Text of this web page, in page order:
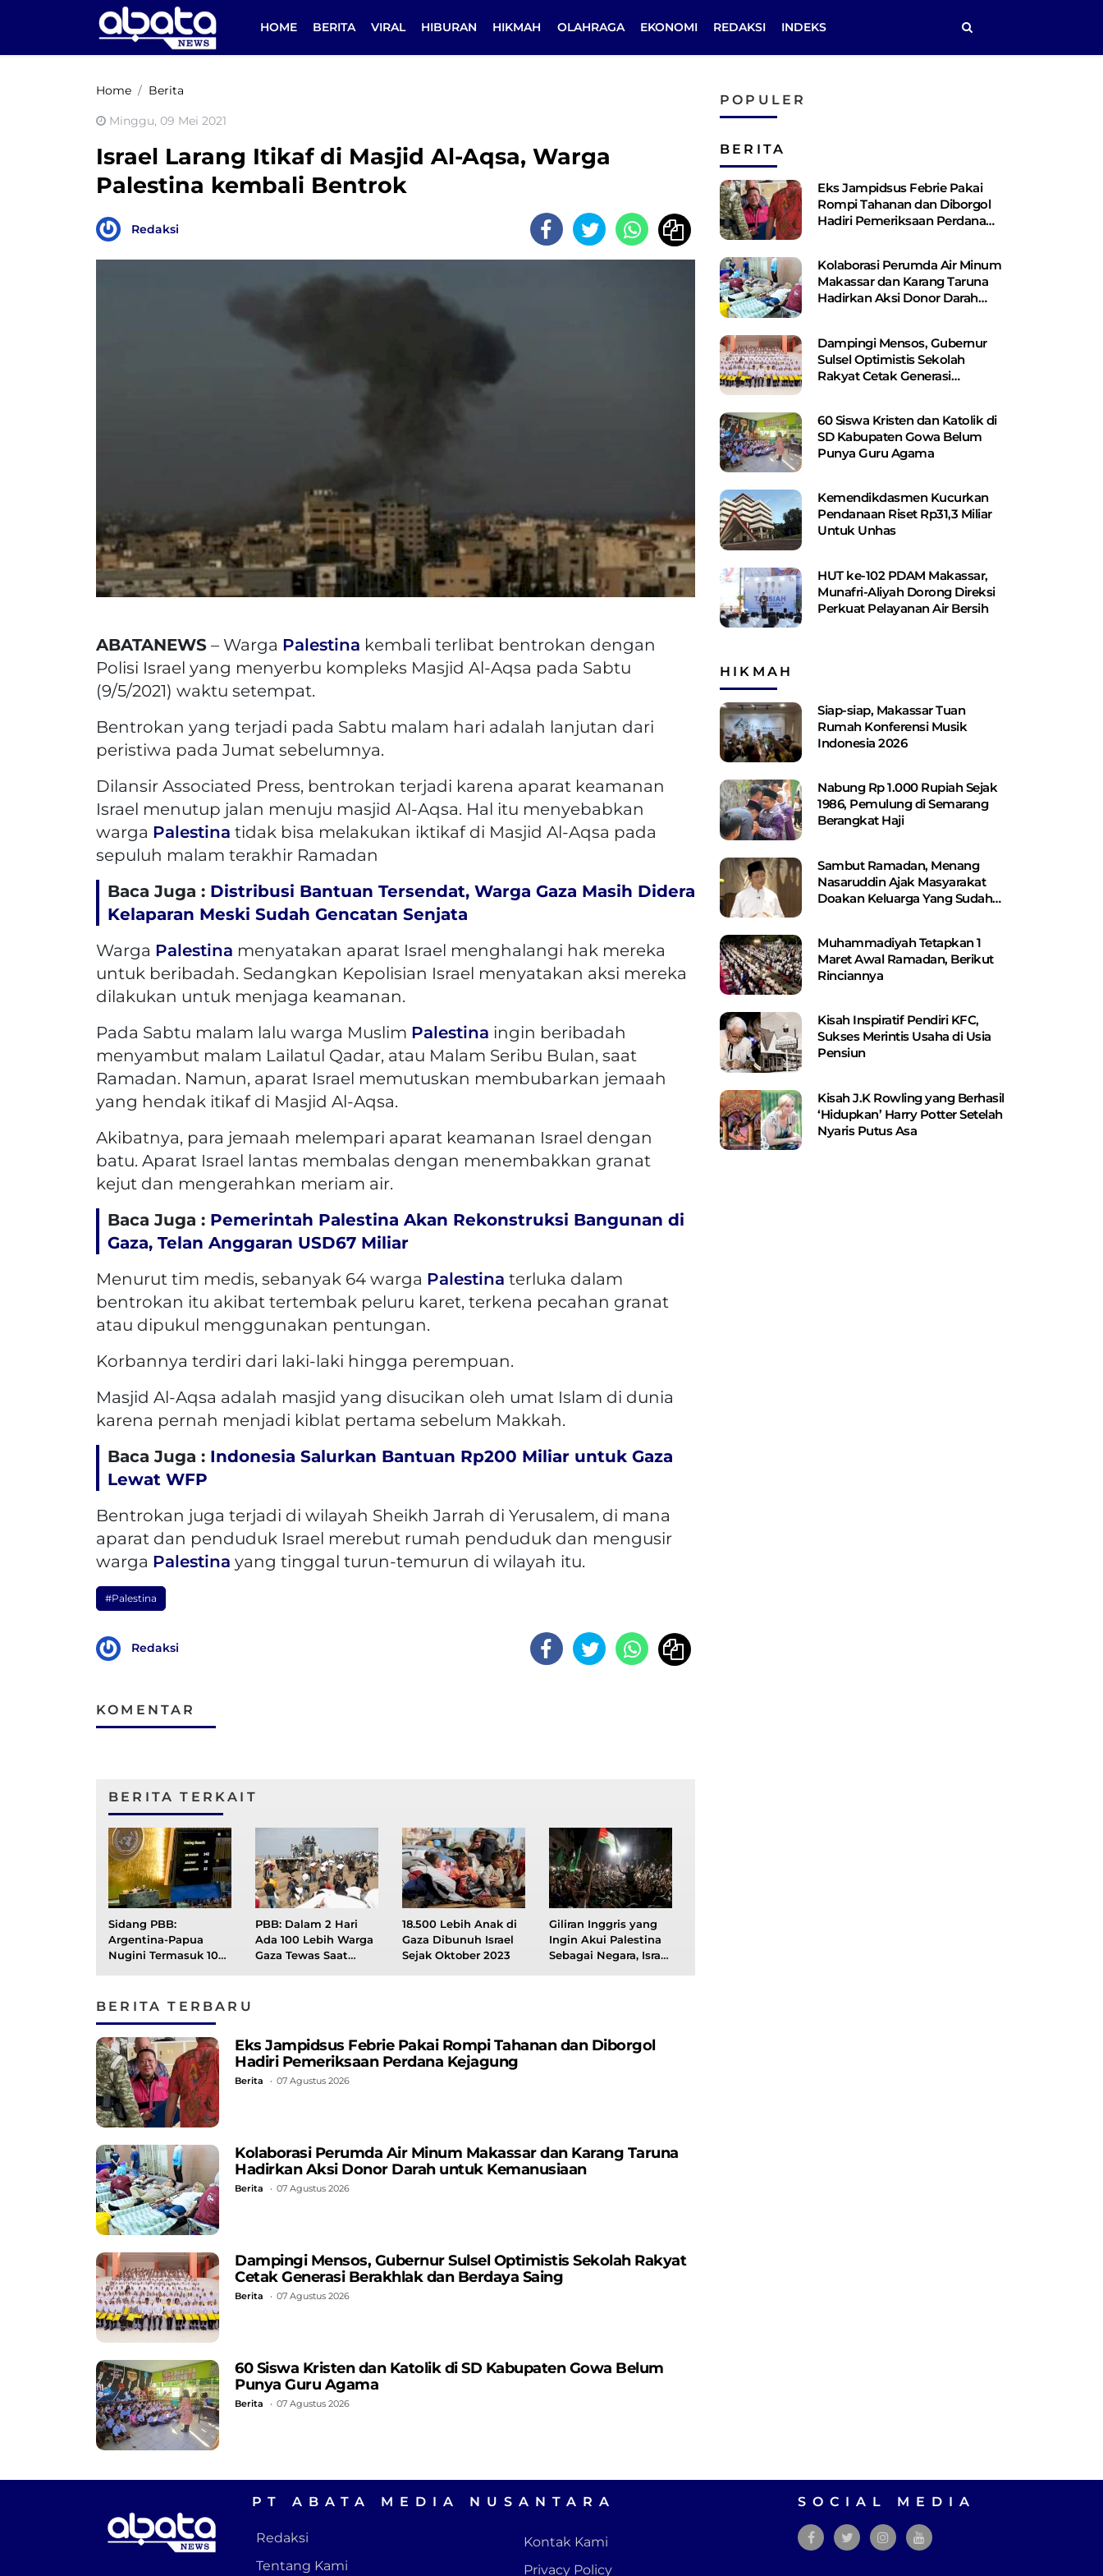
HOME BERITA VIRAL HIBURAN HIKMAH OLAHRAGA EKONOMI REDAKSI INDEKS
Home Berita
Minggu, 09 Mei 2021
Israel Larang Itikaf di Masjid Al-Aqsa, Warga
Palestina kembali Bentrok
Redaksi
ABATANEWS – Warga Palestina kembali terlibat bentrokan dengan
Polisi Israel yang menyerbu kompleks Masjid Al-Aqsa pada Sabtu
(9/5/2021) waktu setempat.
Bentrokan yang terjadi pada Sabtu malam hari adalah lanjutan dari
peristiwa pada Jumat sebelumnya.
Dilansir Associated Press, bentrokan terjadi karena aparat keamanan
Israel menutup jalan menuju masjid Al-Aqsa. Hal itu menyebabkan
warga Palestina tidak bisa melakukan iktikaf di Masjid Al-Aqsa pada
sepuluh malam terakhir Ramadan
Baca Juga : Distribusi Bantuan Tersendat, Warga Gaza Masih Didera
Kelaparan Meski Sudah Gencatan Senjata
Warga Palestina menyatakan aparat Israel menghalangi hak mereka
untuk beribadah. Sedangkan Kepolisian Israel menyatakan aksi mereka
dilakukan untuk menjaga keamanan.
Pada Sabtu malam lalu warga Muslim Palestina ingin beribadah
menyambut malam Lailatul Qadar, atau Malam Seribu Bulan, saat
Ramadan. Namun, aparat Israel memutuskan membubarkan jemaah
yang hendak itikaf di Masjid Al-Aqsa.
Akibatnya, para jemaah melempari aparat keamanan Israel dengan
batu. Aparat Israel lantas membalas dengan menembakkan granat
kejut dan mengerahkan meriam air.
Baca Juga : Pemerintah Palestina Akan Rekonstruksi Bangunan di
Gaza, Telan Anggaran USD67 Miliar
Menurut tim medis, sebanyak 64 warga Palestina terluka dalam
bentrokan itu akibat tertembak peluru karet, terkena pecahan granat
atau dipukul menggunakan pentungan.
Korbannya terdiri dari laki-laki hingga perempuan.
Masjid Al-Aqsa adalah masjid yang disucikan oleh umat Islam di dunia
karena pernah menjadi kiblat pertama sebelum Makkah.
Baca Juga : Indonesia Salurkan Bantuan Rp200 Miliar untuk Gaza
Lewat WFP
Bentrokan juga terjadi di wilayah Sheikh Jarrah di Yerusalem, di mana
aparat dan penduduk Israel merebut rumah penduduk dan mengusir
warga Palestina yang tinggal turun-temurun di wilayah itu.
#Palestina
Redaksi
KOMENTAR
BERITA TERKAIT
Sidang PBB:
Argentina-Papua
Nugini Termasuk 10
PBB: Dalam 2 Hari
Ada 100 Lebih Warga
Gaza Tewas Saat
18.500 Lebih Anak di
Gaza Dibunuh Israel
Sejak Oktober 2023
Giliran Inggris yang
Ingin Akui Palestina
Sebagai Negara, Israel
BERITA TERBARU
Eks Jampidsus Febrie Pakai Rompi Tahanan dan Diborgol
Hadiri Pemeriksaan Perdana Kejagung
Berita 07 Agustus 2026
Kolaborasi Perumda Air Minum Makassar dan Karang Taruna
Hadirkan Aksi Donor Darah untuk Kemanusiaan
Berita 07 Agustus 2026
Dampingi Mensos, Gubernur Sulsel Optimistis Sekolah Rakyat
Cetak Generasi Berakhlak dan Berdaya Saing
Berita 07 Agustus 2026
60 Siswa Kristen dan Katolik di SD Kabupaten Gowa Belum
Punya Guru Agama
Berita 07 Agustus 2026
POPULER
BERITA
Eks Jampidsus Febrie Pakai
Rompi Tahanan dan Diborgol
Hadiri Pemeriksaan Perdana
Kolaborasi Perumda Air Minum
Makassar dan Karang Taruna
Hadirkan Aksi Donor Darah
Dampingi Mensos, Gubernur
Sulsel Optimistis Sekolah
Rakyat Cetak Generasi
60 Siswa Kristen dan Katolik di
SD Kabupaten Gowa Belum
Punya Guru Agama
Kemendikdasmen Kucurkan
Pendanaan Riset Rp31,3 Miliar
Untuk Unhas
HUT ke-102 PDAM Makassar,
Munafri-Aliyah Dorong Direksi
Perkuat Pelayanan Air Bersih
HIKMAH
Siap-siap, Makassar Tuan
Rumah Konferensi Musik
Indonesia 2026
Nabung Rp 1.000 Rupiah Sejak
1986, Pemulung di Semarang
Berangkat Haji
Sambut Ramadan, Menang
Nasaruddin Ajak Masyarakat
Doakan Keluarga Yang Sudah
Muhammadiyah Tetapkan 1
Maret Awal Ramadan, Berikut
Rinciannya
Kisah Inspiratif Pendiri KFC,
Sukses Merintis Usaha di Usia
Pensiun
Kisah J.K Rowling yang Berhasil
‘Hidupkan’ Harry Potter Setelah
Nyaris Putus Asa
PT ABATA MEDIA NUSANTARA
Redaksi
Tentang Kami
Kontak Kami
Privacy Policy
SOCIAL MEDIA